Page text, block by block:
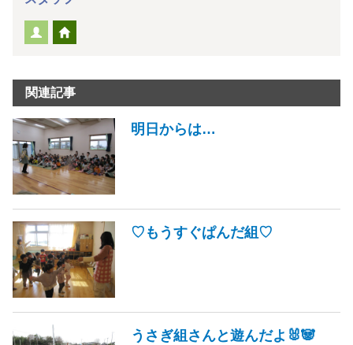
関連記事
明日からは…
♡もうすぐぱんだ組♡
うさぎ組さんと遊んだよ🐰🐼